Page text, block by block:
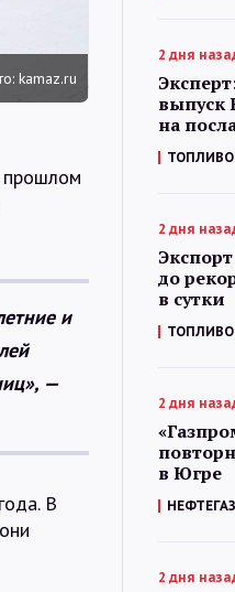
kamaz.ru
прошлом
и
—
В
2 дня
выпуск
на
ТОПЛИВО
2 дня
до
в сутки
ТОПЛИВО
2 дня
в Югре
НЕФТЕГАЗ
2 дня